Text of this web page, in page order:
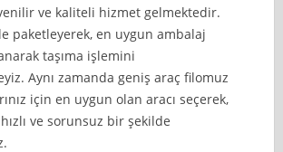
ve kaliteli hizmet gelmektedir.
paketleyerek, en uygun ambalaj
taşıma işlemini
Aynı zamanda geniş araç filomuz
için en uygun olan aracı seçerek,
ve sorunsuz bir şekilde